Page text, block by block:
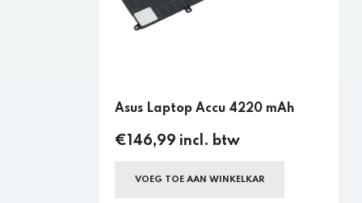
Asus Laptop Accu 4220 mAh
€146,99 incl. btw
VOEG TOE AAN WINKELKAR